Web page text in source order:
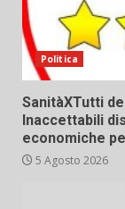
Politica
SanitàXTutti
Inaccettabili
economiche
5 Agosto 2026